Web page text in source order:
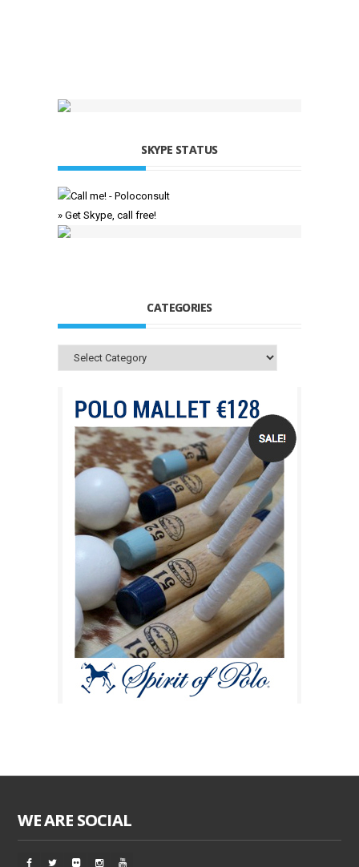
SKYPE STATUS
» Get Skype, call free!
CATEGORIES
Categories
WE ARE SOCIAL